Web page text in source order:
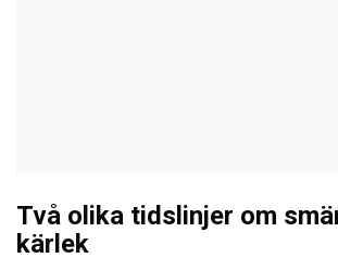
Två olika tidslinjer om
kärlek